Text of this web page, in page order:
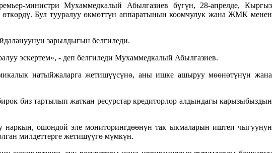
министри Мухаммедкалый Абылгазиев бүгүн, 28-апрелде, Кыргыз
Бул тууралуу өкмөттүн аппаратынын коомчулук жана ЖМК менен
зарылдыгын белгиледи.
эскертем», - деп белгиледи Мухаммедкалый Абылгазиев.
натыйжаларга жетишүүсүнө, аны ишке ашыруу мөөнөтүнүн жана
биз тартылып жаткан ресурстар кредиторлор алдындагы карызыбыздын
ошондой эле мониторингдөөнүн так ыкмаларын иштеп чыгуунун
милдеттерге жетишүүгө мүмкүн.